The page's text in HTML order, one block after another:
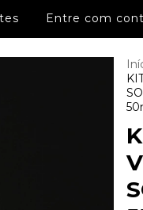
Entre com